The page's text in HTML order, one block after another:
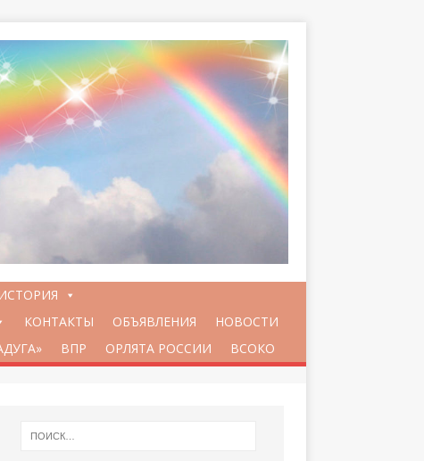
КОНТАКТЫ ОБЪЯВЛЕНИЯ
НОВОСТИ
ВПР ОРЛЯТА РОССИИ ВСОКО